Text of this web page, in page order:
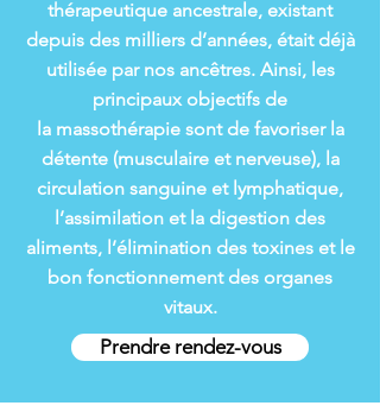
thérapeutique ancestrale, existant
depuis des milliers d’années, était déjà
utilisée par nos ancêtres. Ainsi, les
principaux objectifs de
la massothérapie sont de favoriser la
détente (musculaire et nerveuse), la
circulation sanguine et lymphatique,
l’assimilation et la digestion des
aliments, l’élimination des toxines et le
bon fonctionnement des organes
vitaux.
Prendre rendez-vous